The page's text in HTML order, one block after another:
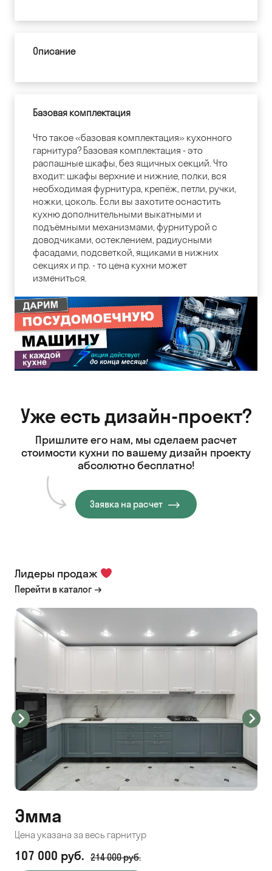
Описание
Базовая комплектация
Что такое «базовая комплектация» кухонного
гарнитура? Базовая комплектация - это
распашные шкафы, без ящичных секций. Что
входит: шкафы верхние и нижние, полки, вся
необходимая фурнитура, крепёж, петли, ручки,
ножки, цоколь. Если вы захотите оснастить
кухню дополнительными выкатными и
подъёмными механизмами, фурнитурой с
доводчиками, остеклением, радиусными
фасадами, подсветкой, ящиками в нижних
секциях и пр. - то цена кухни может
измениться.
Уже есть дизайн-проект?
Пришлите его нам, мы сделаем расчет
стоимости кухни по вашему дизайн проекту
абсолютно бесплатно!
Заявка на расчет
Лидеры продаж
Перейти в каталог
Эмма
Цена указана за весь гарнитур
107 000 руб. 214 000 руб.